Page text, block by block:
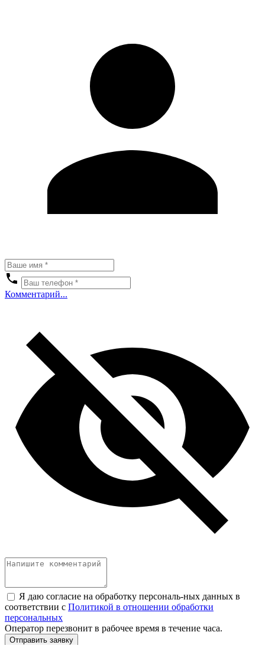
Комментарий...
Я даю согласие на обработку персональ-ных данных в
соответствии с Политикой в отношении обработки
персональных
Оператор перезвонит в рабочее время в течение часа.
Отправить заявку